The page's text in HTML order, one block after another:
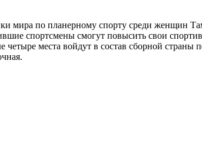
мира по планерному спорту среди
спортсмены смогут повысить свои
места войдут в состав сборной страны